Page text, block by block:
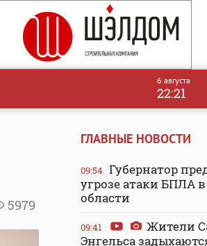
6 августа
22:21
5979
ГЛАВНЫЕ НОВОСТИ
09:54 Губернатор
угрозе атаки БПЛА
области
09:41
Жители
Энгельса